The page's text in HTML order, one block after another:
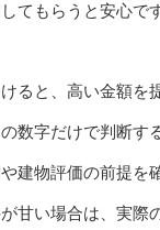
てもらうと安心です
ると、高い金額を
数字だけで判断す
建物評価の前提を
甘い場合は、実際